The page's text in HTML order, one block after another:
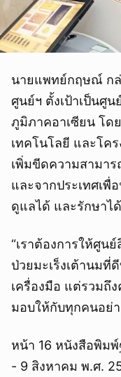
นายแพทย์กฤษณ์ ก
ศูนย์ฯ ตั้งเป้าเป็นศู
ภูมิภาคอาเซียน โด
เทคโนโลยี และโค
เพิ่มขีดความสามาร
และจากประเทศเพื่
ดูแลได้ และรักษาได้
“เราต้องการให้ศูน
ป่วยมะเร็งเต้านมที่
เครื่องมือ แต่รวมถึ
มอบให้กับทุกคนอย่า
หน้า 16 หนังสือพิม
- 9 สิงหาคม พ.ศ.
ยกเลิก